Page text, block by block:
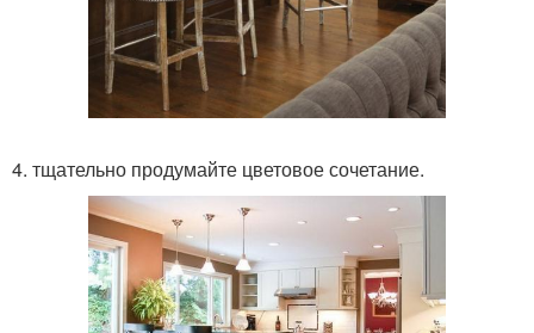
4. тщательно продумайте цветовое сочетание.